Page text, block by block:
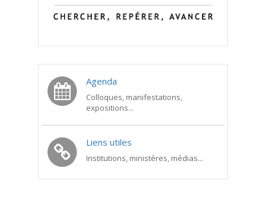
Agenda
Colloques, manifestations,
expositions...
Liens utiles
Institutions, ministères, médias...